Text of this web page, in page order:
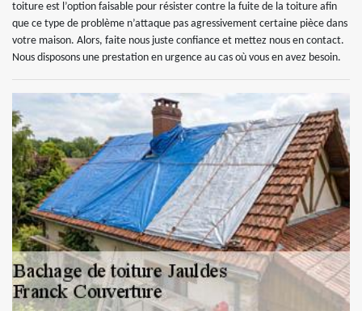
toiture est l’option faisable pour résister contre la fuite de la toiture afin
que ce type de problème n’attaque pas agressivement certaine pièce dans
votre maison. Alors, faite nous juste confiance et mettez nous en contact.
Nous disposons une prestation en urgence au cas où vous en avez besoin.